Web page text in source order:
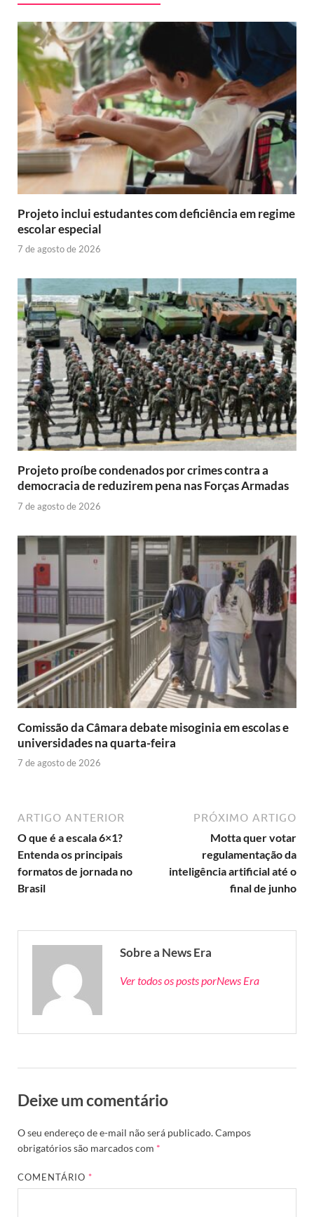
Projeto inclui estudantes com deficiência em regime
escolar especial
7 de agosto de 2026
Projeto proíbe condenados por crimes contra a
democracia de reduzirem pena nas Forças Armadas
7 de agosto de 2026
Comissão da Câmara debate misoginia em escolas e
universidades na quarta-feira
7 de agosto de 2026
ARTIGO ANTERIOR
O que é a escala 6×1?
Entenda os principais
formatos de jornada no
Brasil
PRÓXIMO ARTIGO
Motta quer votar
regulamentação da
inteligência artificial até o
final de junho
Sobre a News Era
Ver todos os posts porNews Era
Deixe um comentário
O seu endereço de e-mail não será publicado.Campos
obrigatórios são marcados com *
COMENTÁRIO*